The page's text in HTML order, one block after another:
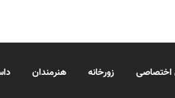
اختصاصی زورخانه هنرمندان